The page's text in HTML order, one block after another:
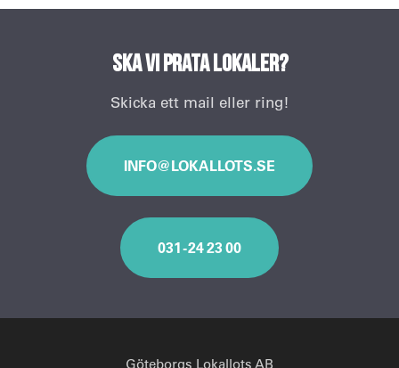
Ska vi prata lokaler?
Skicka ett mail eller ring!
INFO@LOKALLOTS.SE
031 - 24 23 00
Göteborgs Lokallots AB